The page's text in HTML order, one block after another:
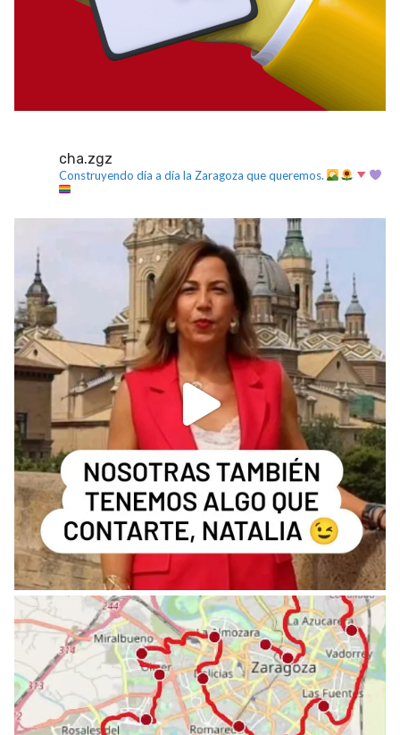
cha.zgz
Construyendo día a día la Zaragoza que queremos.